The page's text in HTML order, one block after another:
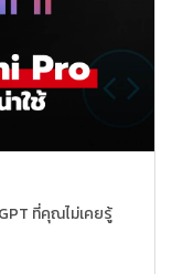
ที่คุณไม่เคยรู้